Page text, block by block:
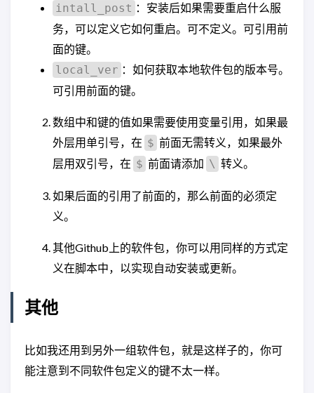
intall_post ：安装后如果需要重启什么服
务，可以定义它如何重启。可不定义。可引用前
面的键。
local_ver ：如何获取本地软件包的版本号。
可引用前面的键。
数组中和键的值如果需要使用变量引用，如果最
外层用单引号，在 $ 前面无需转义，如果最外
层用双引号，在 $ 前面请添加 \ 转义。
如果后面的引用了前面的，那么前面的必须定
义。
其他Github上的软件包，你可以用同样的方式定
义在脚本中，以实现自动安装或更新。
其他
比如我还用到另外一组软件包，就是这样子的，你可
能注意到不同软件包定义的键不太一样。